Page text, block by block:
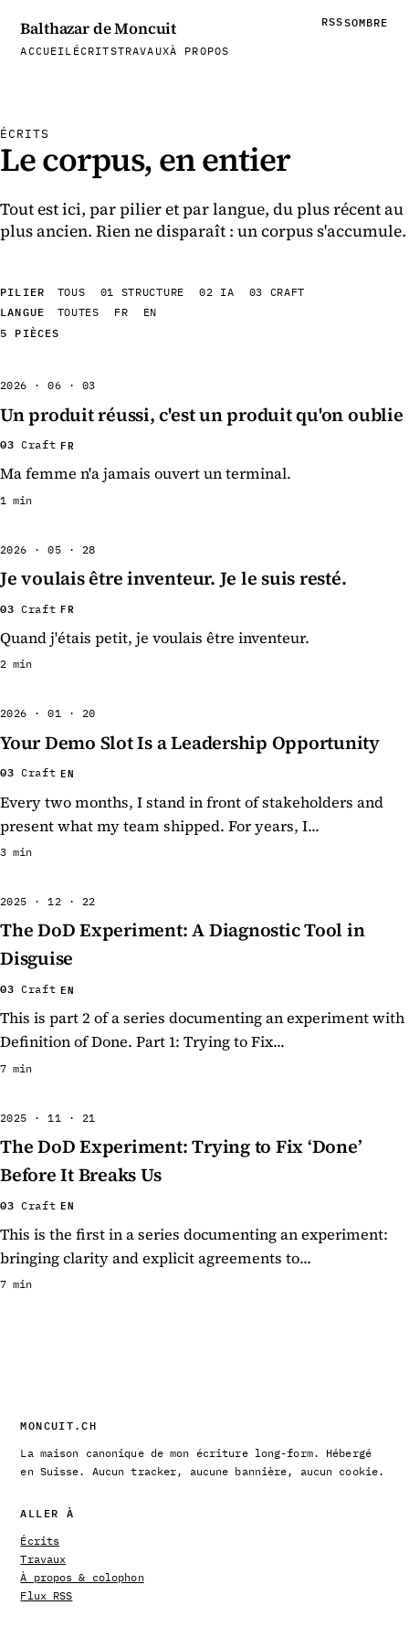
Balthazar de Moncuit
ACCUEIL ÉCRITSTRAVAUXÀ PROPOS
RSSSOMBRE
ÉCRITS
Le corpus, en entier
Tout est ici, par pilier et par langue, du plus récent au
plus ancien. Rien ne disparaît : un corpus s'accumule.
PILIER TOUS 01 STRUCTURE 02 IA
03 CRAFT
LANGUE
TOUTES FR
EN
5 PIÈCES
2026 · 06 · 03
Un produit réussi, c'est un produit qu'on oublie
03 Craft FR
Ma femme n'a jamais ouvert un terminal.
1 min
2026 · 05 · 28
Je voulais être inventeur. Je le suis resté.
03 Craft FR
Quand j'étais petit, je voulais être inventeur.
2 min
2026 · 01 · 20
Your Demo Slot Is a Leadership Opportunity
03 Craft EN
Every two months, I stand in front of stakeholders and
present what my team shipped. For years, I...
3 min
2025 · 12 · 22
The DoD Experiment: A Diagnostic Tool in
Disguise
03 Craft EN
This is part 2 of a series documenting an experiment with
Definition of Done. Part 1: Trying to Fix...
7 min
2025 · 11 · 21
The DoD Experiment: Trying to Fix ‘Done’
Before It Breaks Us
03 Craft EN
This is the first in a series documenting an experiment:
bringing clarity and explicit agreements to...
7 min
MONCUIT.CH
La maison canonique de mon écriture long-form. Hébergé
en Suisse. Aucun tracker, aucune bannière, aucun cookie.
ALLER À
Écrits
Travaux
À propos & colophon
Flux RSS